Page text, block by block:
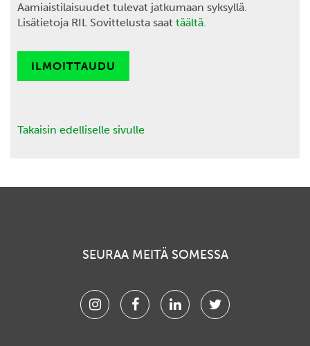
Aamiaistilaisuudet tulevat jatkumaan syksyllä.
Lisätietoja RIL Sovittelusta saat täältä.
ILMOITTAUDU
Takaisin edelliselle sivulle
SEURAA MEITÄ SOMESSA
InstagramFacebookLinkedinTwitter